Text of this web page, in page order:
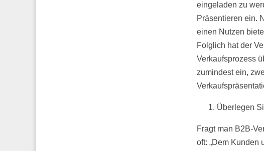
eingeladen zu
Präsentieren ein.
einen Nutzen
Folglich hat der
Verkaufsprozess
zumindest ein,
Überlegen
Fragt man B2B-
oft: „Dem Kunden